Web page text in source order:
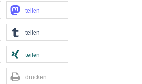
teilen
teilen
teilen
drucken